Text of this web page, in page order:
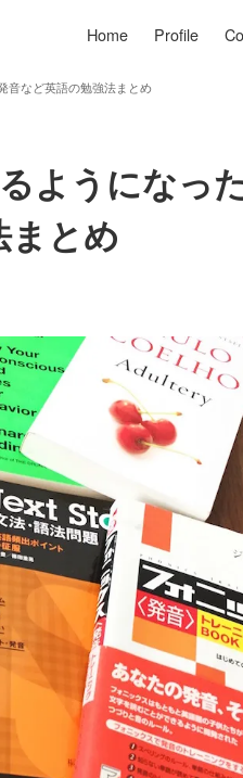
Home Profile
音など英語の勉強法まとめ
ようになっ
まとめ